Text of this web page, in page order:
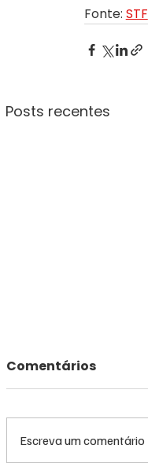
Fonte: STF
Posts recentes
Comentários
Escreva um comentário